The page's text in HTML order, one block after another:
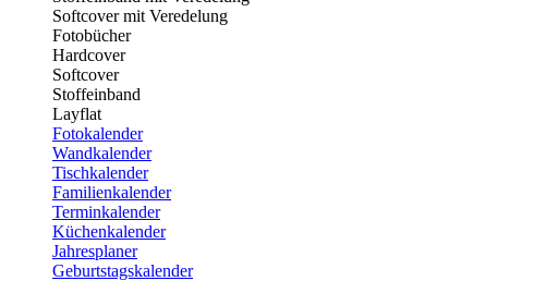
Softcover mit Veredelung
Fotobücher
Hardcover
Softcover
Stoffeinband
Layflat
Fotokalender
Wandkalender
Tischkalender
Familienkalender
Terminkalender
Küchenkalender
Jahresplaner
Geburtstagskalender